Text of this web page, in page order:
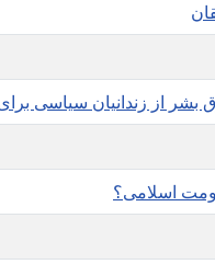
از زندانیان سیاسی
اسلامی؟